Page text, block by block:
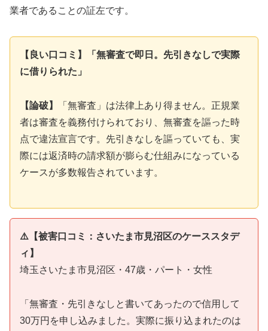
業者であることの証左です。
【良い口コミ】「無審査で即日。先引きなしで実際
に借りられた」
【論破】
「無審査」は法律上あり得ません。正規業
者は審査を義務付けられており、無審査を謳った時
点で違法宣言です。先引きなしを謳っていても、実
際には返済時の請求額が膨らむ仕組みになっている
ケースが多数報告されています。
⚠️【被害口コミ：さいたま市見沼区のケーススタデ
ィ】
埼玉さいたま市見沼区・47歳・パート・女性
「無審査・先引きなしと書いてあったので信用して
30万円を申し込みました。実際に振り込まれたのは